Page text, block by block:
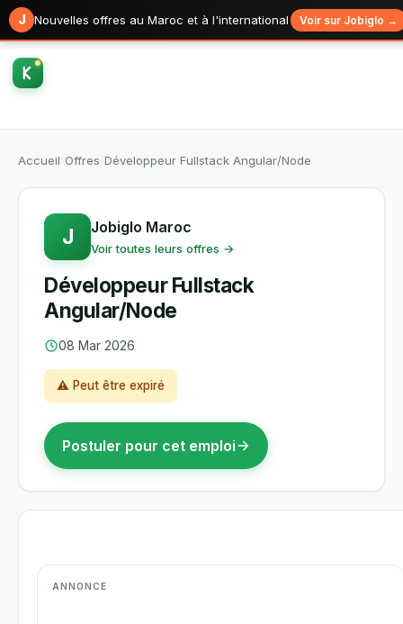
J Nouvelles offres au Maroc et à l'international Voir sur Jobiglo →
Accueil Offres Développeur Fullstack Angular/Node
J Jobiglo Maroc
Voir toutes leurs offres →
Développeur Fullstack
Angular/Node
08 Mar 2026
⚠ Peut être expiré
Postuler pour cet emploi